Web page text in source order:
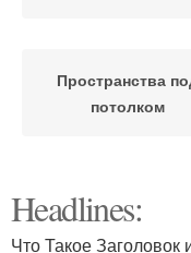
Пространства
потолком
Шарм в
пространстве
Headlines:
Что Такое